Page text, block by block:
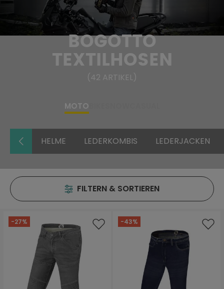
BOGOTTO
TEXTILHOSEN
(42 ARTIKEL)
MOTO
HELME LEDERKOMBIS LEDERJACKEN
FILTERN & SORTIEREN
-27% -43%